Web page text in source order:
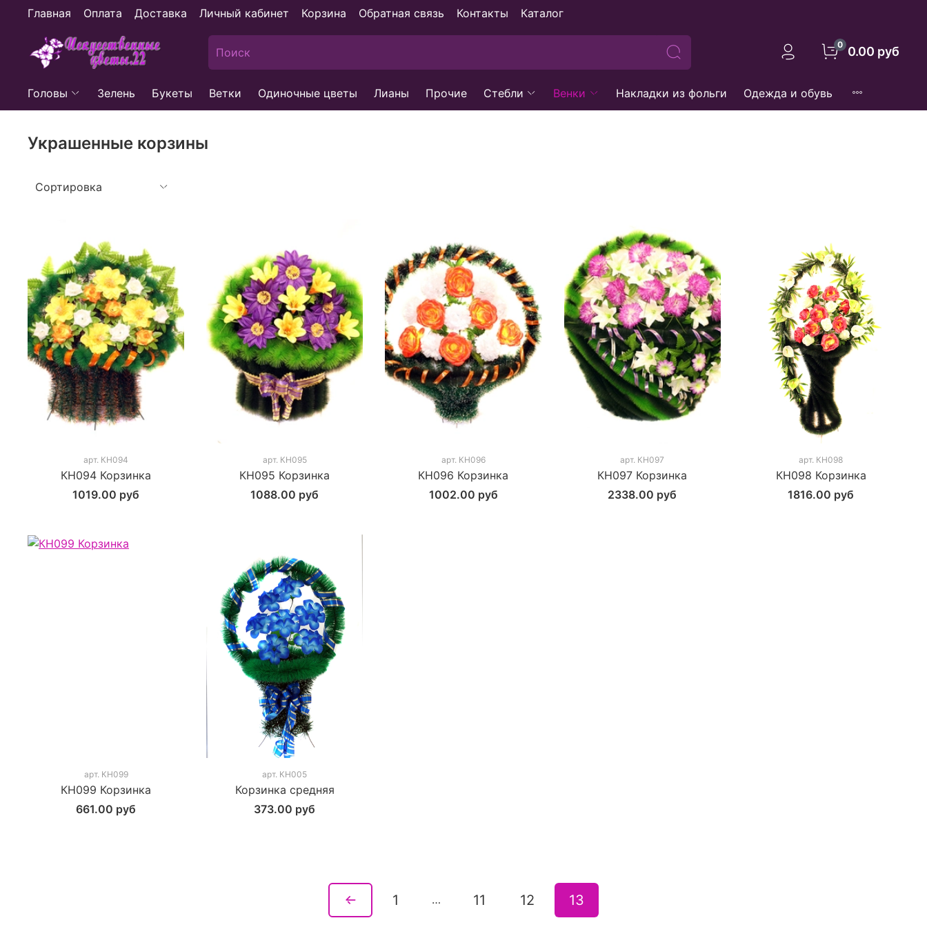
Главная Оплата Доставка Личный кабинет Корзина Обратная связь Контакты Каталог
0 0.00 руб
Головы Зелень Букеты Ветки Одиночные цветы Лианы Прочие Стебли Венки Накладки из фольги Одежда и обувь
Украшенные корзины
арт. КН094
КН094 Корзинка
1019.00 руб
арт. КН095
КН095 Корзинка
1088.00 руб
арт. КН096
КН096 Корзинка
1002.00 руб
арт. КН097
КН097 Корзинка
2338.00 руб
арт. КН098
КН098 Корзинка
1816.00 руб
арт. КН099
КН099 Корзинка
661.00 руб
арт. КН005
Корзинка средняя
373.00 руб
1 … 11 12 13